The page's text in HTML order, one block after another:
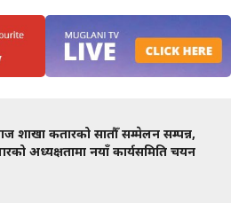
सातौँ सम्मेलन सम्पन्न,
नयाँ कार्यसमिति चयन